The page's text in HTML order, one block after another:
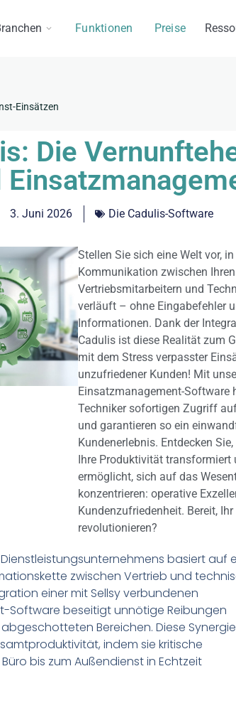
Funktionen Preise
Einsätzen
Die
3. Juni 2026 Die Cadulis-Software
Stellen Sie sich eine Welt vor,
Kommunikation zwischen Ihren
Vertriebsmitarbeitern und
verläuft – ohne Eingabefehler
Informationen. Dank der
Cadulis ist diese Realität zum
mit dem Stress verpasster
unzufriedener Kunden! Mit
Einsatzmanagement-Software
Techniker sofortigen Zugriff
und garantieren so ein
Kundenerlebnis. Entdecken
Ihre Produktivität transformiert
ermöglicht, sich auf das
konzentrieren: operative
Kundenzufriedenheit. Bereit,
revolutionieren?
basiert auf
zwischen Vertrieb und
einer mit Sellsy verbundenen
Software beseitigt unnötige Reibungen
Bereichen. Diese Synergie
indem sie kritische
bis zum Außendienst in Echtzeit